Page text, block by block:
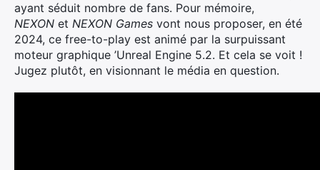
ayant séduit nombre de fans. Pour mémoire,
NEXON et NEXON Games vont nous proposer, en été
2024, ce free-to-play est animé par la surpuissant
moteur graphique ’Unreal Engine 5.2. Et cela se voit !
Jugez plutôt, en visionnant le média en question.